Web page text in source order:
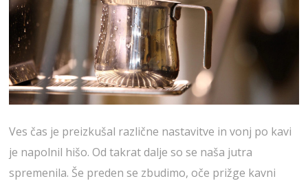
Ves čas je preizkušal različne nastavitve in vonj po kavi
je napolnil hišo. Od takrat dalje so se naša jutra
spremenila. Še preden se zbudimo, oče prižge kavni